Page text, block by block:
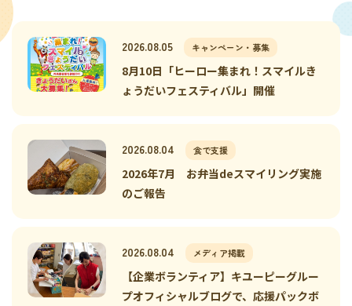
2026.08.05 キャンペーン・募集
8月10日「ヒーロー集まれ！スマイルき
ょうだいフェスティバル」開催
2026.08.04 食で支援
2026年7月 お弁当deスマイリング実施
のご報告
2026.08.04 メディア掲載
【企業ボランティア】キユーピーグルー
プオフィシャルブログで、応援パックボ